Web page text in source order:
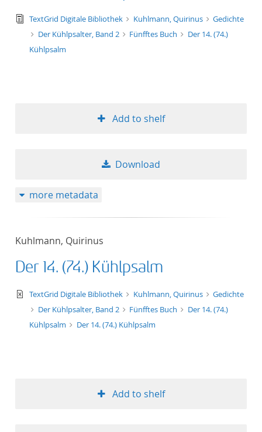
text/tg.edition+tg.aggregation+xml
TextGrid Digitale Bibliothek Kuhlmann, Quirinus
Gedichte
Der Kühlpsalter, Band 2
Fünfftes Buch
Der 14. (74.)
Kühlpsalm
Add to shelf
Download
more metadata
Kuhlmann, Quirinus
Der 14. (74.) Kühlpsalm
text/xml
TextGrid Digitale Bibliothek Kuhlmann, Quirinus
Gedichte
Der Kühlpsalter, Band 2
Fünfftes Buch
Der 14. (74.)
Kühlpsalm
Der 14. (74.) Kühlpsalm
Add to shelf